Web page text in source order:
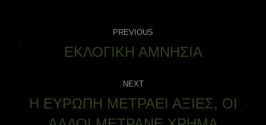
NAVIGATION
PREVIOUS
Previous
ΕΚΛΟΓΙΚΗ ΑΜΝΗΣΙΑ
NEXT
Η ΕΥΡΩΠΗ ΜΕΤΡΑΕΙ ΑΞΙΕΣ, ΟΙ